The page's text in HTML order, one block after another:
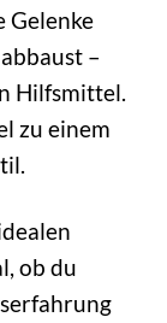
Gelenke
–
Hilfsmittel.
zu einem
ob du